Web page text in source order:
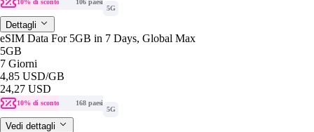
5G
Dettagli
eSIM Data For 5GB in 7 Days, Global Max
5GB
7 Giorni
4,85 USD/GB
24,27 USD
10% di sconto
168 paesi
5G
Vedi dettagli